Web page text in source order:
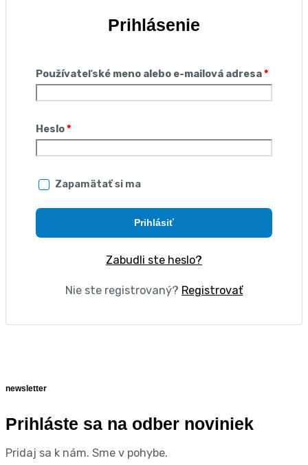
Prihlásenie
Používateľské meno alebo e-mailová adresa*
Heslo*
Zapamätať si ma
Prihlásiť
Zabudli ste heslo?
Nie ste registrovaný? Registrovať
newsletter
Prihláste sa na odber noviniek
Pridaj sa k nám. Sme v pohybe.